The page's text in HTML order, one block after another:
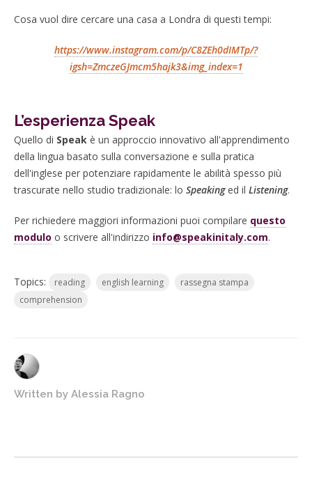
Cosa vuol dire cercare una casa a Londra di questi tempi:
https://www.instagram.com/p/C8ZEh0dIMTp/?
igsh=ZmczeGJmcm5hajk3&img_index=1
L’esperienza Speak
Quello di Speak è un approccio innovativo all'apprendimento
della lingua basato sulla conversazione e sulla pratica
dell'inglese per potenziare rapidamente le abilità spesso più
trascurate nello studio tradizionale: lo Speakinged il Listening.
Per richiedere maggiori informazioni puoi compilare questo
modulo o scrivere all'indirizzo info@speakinitaly.com.
Topics: reading english learning
rassegna stampa
comprehension
Written by Alessia Ragno